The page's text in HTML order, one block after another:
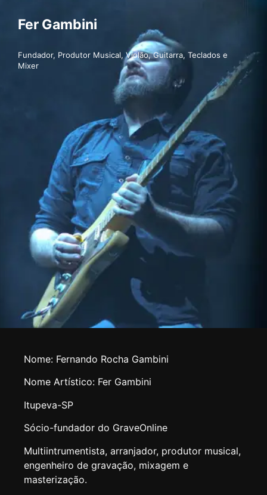
Fer Gambini
Fundador, Produtor Musical, Violão, Guitarra, Teclados e
Mixer
Nome: Fernando Rocha Gambini
Nome Artístico: Fer Gambini
Itupeva-SP
Sócio-fundador do GraveOnline
Multiintrumentista, arranjador, produtor musical,
engenheiro de gravação, mixagem e
masterização.